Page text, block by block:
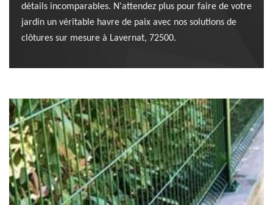
détails incomparables. N'attendez plus pour faire de votre
jardin un véritable havre de paix avec nos solutions de
clôtures sur mesure à Lavernat, 72500.